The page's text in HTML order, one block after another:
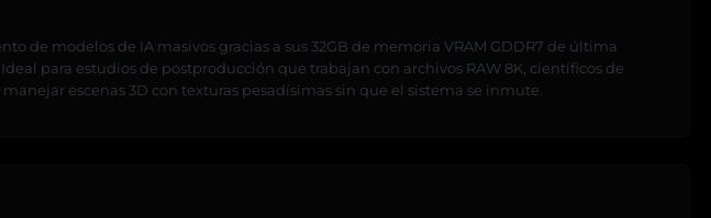
de modelos de IA masivos gracias a sus 32GB de memoria VRAM GDDR7 de última
para estudios de postproducción que trabajan con archivos RAW 8K, científicos de
escenas 3D con texturas pesadísimas sin que el sistema se inmute.